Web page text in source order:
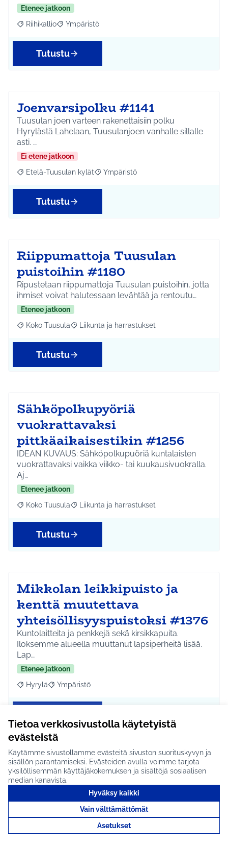
Tietoa verkkosivustolla käytetyistä
evästeistä
Käytämme sivustollamme evästeitä sivuston suorituskyvyn ja
sisällön parantamiseksi. Evästeiden avulla voimme tarjota
yksilöllisemmän käyttäjäkokemuksen ja sisältöjä sosiaalisen
median kanavista.
Hyväksy kaikki
Vain välttämättömät
Asetukset
Etenee jatkoon
Rajaa tulokset aihepiirin mukaan: Riihikallio
Riihikallio Rajaa tulokset teeman mukaan: Ympäristö
Ympäristö
Tutustu
Joenvarsipolku #1141
Tuusulan joen varteen rakenettaisiin polku
Hyrylästä Lahelaan, Tuusulanjoen vanhalle sillalle
asti. …
Ei etene jatkoon
Rajaa tulokset aihepiirin mukaan: Etelä-Tuusulan kylät
Etelä-Tuusulan kylät Rajaa tulokset teeman mukaan:
Ympäristö
Tutustu
Riippumattoja Tuusulan
puistoihin #1180
Ripustetaan riippumattoja Tuusulan puistoihin, jotta
ihmiset voivat halutessaan levähtää ja rentoutu…
Etenee jatkoon
Rajaa tulokset aihepiirin mukaan: Koko Tuusula
Koko Tuusula Rajaa tulokset teeman mukaan: Liikunta ja
Liikunta ja harrastukset
Tutustu
Sähköpolkupyöriä
vuokrattavaksi
pittkäaikaisestikin #1256
IDEAN KUVAUS: Sähköpolkupuöriä kuntalaisten
vuokrattavaksi vaikka viikko- tai kuukausivuokralla.
Aj…
Etenee jatkoon
Rajaa tulokset aihepiirin mukaan: Koko Tuusula
Koko Tuusula Rajaa tulokset teeman mukaan: Liikunta ja
Liikunta ja harrastukset
Tutustu
Mikkolan leikkipuisto ja
kenttä muutettava
yhteisöllisyyspuistoksi #1376
Kuntolaitteita ja penkkejä sekä kirsikkapuita.
Iloksemme alueella muuttanut lapsiperheitä lisää.
Lap…
Etenee jatkoon
Rajaa tulokset aihepiirin mukaan: Hyrylä
Hyrylä Rajaa tulokset teeman mukaan: Ympäristö
Ympäristö
Kuntoportaat Kellokoskelle
#1243
Kuntoportaat Kellokoskelle lisäisivät omaehtoista
liikuntaa ja varsinkin lapsiperheille porrasliikun…